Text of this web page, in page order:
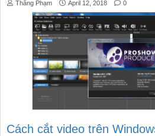
Thắng Phạm April 12, 2018 0
Cách cắt video trên